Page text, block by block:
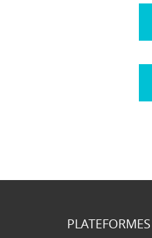
PLATEFORMES